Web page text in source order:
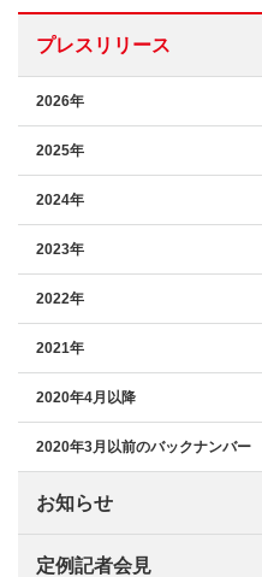
プレスリリース
2026年
2025年
2024年
2023年
2022年
2021年
2020年4月以降
2020年3月以前のバックナンバー
お知らせ
定例記者会見